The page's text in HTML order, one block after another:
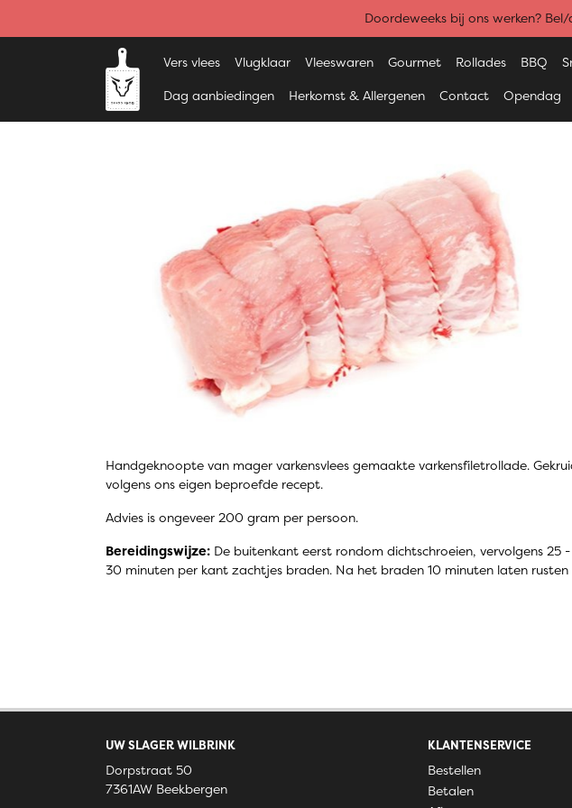
Doordeweeks bij ons werken?
Vers vlees Vlugklaar Vleeswaren Gourmet Rollades BBQ
Dag aanbiedingen Herkomst & Allergenen Contact Opendag
Handgeknoopte van mager varkensvlees gemaakte varkensfiletrollade.
volgens ons eigen beproefde recept.
Advies is ongeveer 200 gram per persoon.
Bereidingswijze: De buitenkant eerst rondom dichtschroeien, vervolgens 25 -
30 minuten per kant zachtjes braden. Na het braden 10 minuten laten rusten
UW SLAGER WILBRINK
Dorpstraat 50
7361AW Beekbergen
KLANTENSERVICE
Bestellen
Betalen